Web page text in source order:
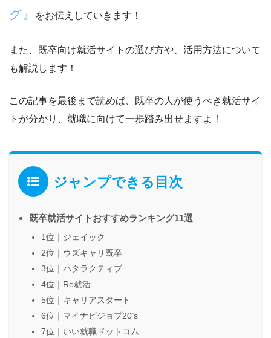
グ』
をお伝えしていきます！
また、既卒向け就活サイトの選び方や、活用方法について
も解説します！
この記事を最後まで読めば、
既卒の人が使うべき就活サイ
トが分かり、就職に向けて一歩踏み出せますよ！
ジャンプできる目次
既卒就活サイトおすすめランキング11選
1位｜ジェイック
2位｜ウズキャリ既卒
3位｜ハタラクティブ
4位｜Re就活
5位｜キャリアスタート
6位｜マイナビジョブ20’s
7位｜いい就職ドットコム